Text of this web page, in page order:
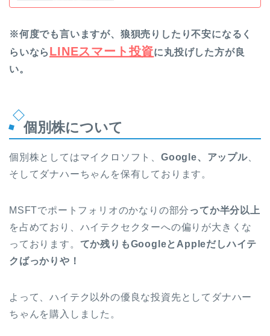
※何度でも言いますが、狼狽売りしたり不安になるく
らいなら LINEスマート投資に丸投げした方が良
い。
個別株について
個別株としてはマイクロソフト、 Google、アップル、
そしてダナハーちゃんを保有しております。
MSFTでポートフォリオのかなりの部分 ってか半分以上
を占めており、ハイテクセクターへの偏りが大きくな
っております。 てか残りもGoogleとAppleだしハイテ
クばっかりや！
よって、ハイテク以外の優良な投資先としてダナハー
ちゃんを購入しました。